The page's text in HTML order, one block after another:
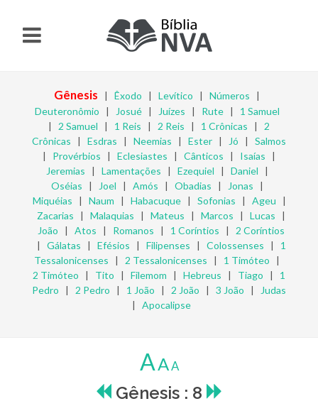
Gênesis | Êxodo | Levítico | Números |
Deuteronômio | Josué| Juízes | Rute| 1 Samuel
| 2 Samuel | 1 Reis | 2 Reis | 1 Crônicas | 2
Crônicas | Esdras | Neemias | Ester | Jó | Salmos
| Provérbios | Eclesiastes | Cânticos | Isaías |
Jeremias | Lamentações | Ezequiel | Daniel |
Oséias | Joel | Amós | Obadias | Jonas |
Miquéias | Naum | Habacuque| Sofonias | Ageu |
Zacarias | Malaquias | Mateus | Marcos | Lucas |
João | Atos | Romanos | 1 Coríntios | 2 Coríntios
| Gálatas | Efésios | Filipenses | Colossenses | 1
Tessalonicenses | 2 Tessalonicenses | 1 Timóteo |
2 Timóteo | Tito | Filemom | Hebreus | Tiago | 1
Pedro | 2 Pedro | 1 João | 2 João | 3 João |
Judas
| Apocalipse
AAA
Gênesis : 8